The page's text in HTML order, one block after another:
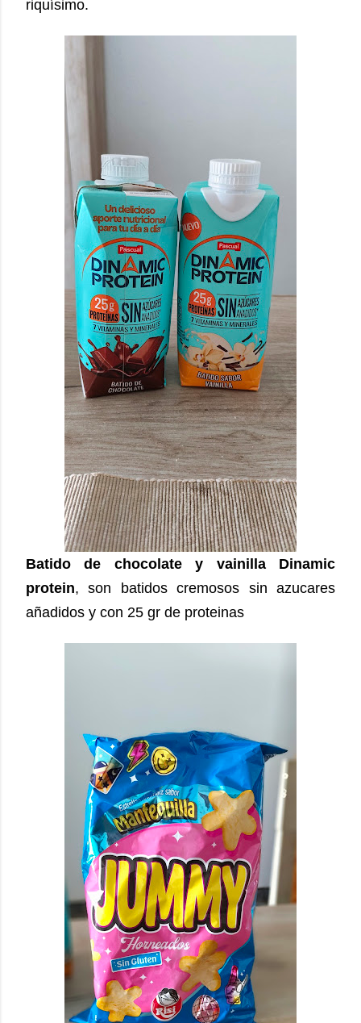
riquísimo.
Batido de chocolate y vainilla Dinamic
protein, son batidos cremosos sin azucares
añadidos y con 25 gr de proteinas